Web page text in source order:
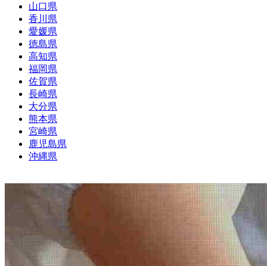
山口県
香川県
愛媛県
徳島県
高知県
福岡県
佐賀県
長崎県
大分県
熊本県
宮崎県
鹿児島県
沖縄県